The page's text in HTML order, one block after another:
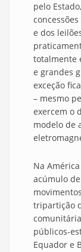
pelo
e dos
totalmente
e grandes
exceção
– mesmo
exercem o
modelo de
Na
acúmulo
tripartição
públicos-
Equador e